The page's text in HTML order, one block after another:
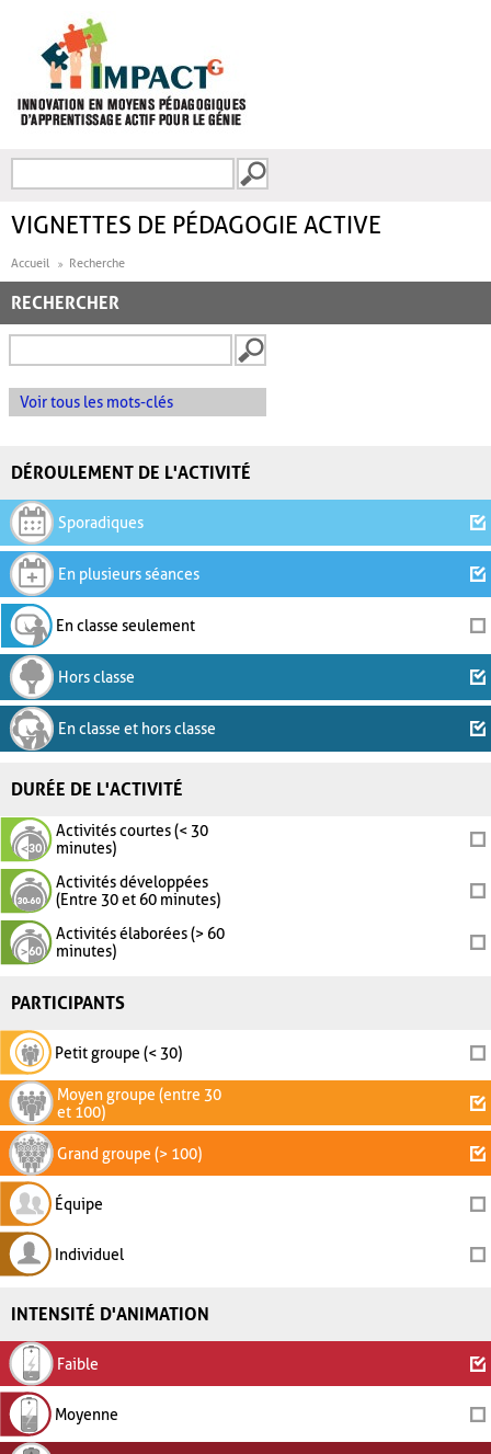
FORMULAIRE DE
VIGNETTES DE PÉDAGOGIE ACTIVE
Accueil Recherche
RECHERCHER
Voir tous les mots-clés
DÉROULEMENT DE L'ACTIVITÉ
Sporadiques
En plusieurs séances
En classe seulement
Hors classe
En classe et hors classe
DURÉE DE L'ACTIVITÉ
Activités courtes (< 30
minutes)
Activités développées
(Entre 30 et 60 minutes)
Activités élaborées (> 60
minutes)
PARTICIPANTS
Petit groupe (< 30)
Moyen groupe (entre 30
et 100)
Grand groupe (> 100)
Équipe
Individuel
INTENSITÉ D'ANIMATION
Faible
Moyenne